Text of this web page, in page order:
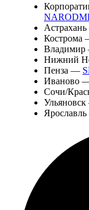
Кострома
Нижний
Пенза —
Иваново
Сочи/